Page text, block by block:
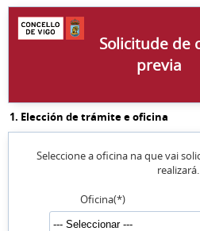
Solicitude de
previa
1. Elección de trámite e oficina
Seleccione a oficina na que vai
realizará.
Oficina(*)